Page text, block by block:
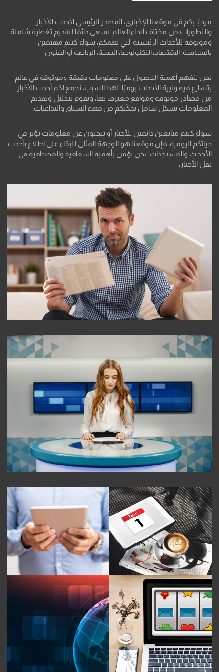
مرحبًا بكم في موقعنا الإخباري، المصدر الرئيسي لأحدث الأخبار
والتطورات من مختلف أنحاء العالم. نسعى دائمًا لتقديم تغطية شاملة
وموثوقة للأحداث الرئيسية التي تهمكم، سواء كنتم مهتمين
بالسياسة، الاقتصاد، التكنولوجيا، الصحة، الرياضة أو الفنون.
نحن نتفهم أهمية الحصول على معلومات دقيقة وموثوقة في عالم
يتسارع فيه وتيرة الأحداث يوميًا. لهذا السبب، نجمع لكم أحدث الأخبار
من مصادر موثوقة ومواقع معترف بها، ونقوم بتحليل وتقديم
المعلومات بشكل شامل يمكّنكم من فهم السياق والتداعيات.
سواء كنتم متابعين دائمين للأخبار أو تبحثون عن معلومات تؤثر في
حياتكم اليومية، فإن موقعنا هو الوجهة المثلى للبقاء على اطلاع بأحدث
الأحداث والمستجدات. نحن نؤمن بأهمية الشفافية والمصداقية في
نقل الأخبار،